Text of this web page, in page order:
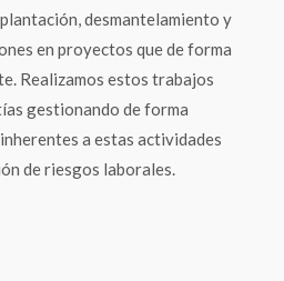
desmantelamiento y
en proyectos que de forma
Realizamos estos trabajos
gestionando de forma
a estas actividades
de riesgos laborales.